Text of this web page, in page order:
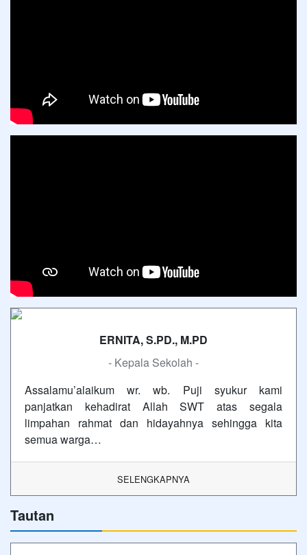
ERNITA, S.PD., M.PD
- Kepala Sekolah -
Assalamu’alaikum wr. wb. Puji syukur kami
panjatkan kehadirat Allah SWT atas segala
limpahan rahmat dan hidayahnya sehingga kita
semua warga…
SELENGKAPNYA
Tautan